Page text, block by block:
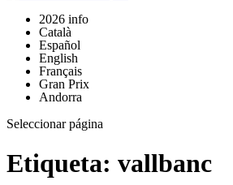
2026 info
Català
Español
English
Français
Gran Prix
Andorra
Seleccionar página
Etiqueta: vallbanc